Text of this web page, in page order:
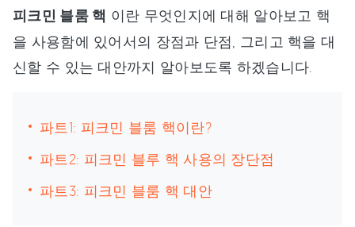
피크민 블룸 핵 이란 무엇인지에 대해 알아보고 핵
을 사용함에 있어서의 장점과 단점, 그리고 핵을 대
신할 수 있는 대안까지 알아보도록 하겠습니다.
파트1: 피크민 블룸 핵이란?
파트2: 피크민 블루 핵 사용의 장단점
파트3: 피크민 블룸 핵 대안